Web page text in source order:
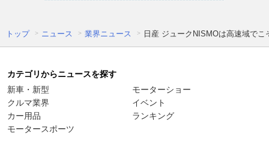
トップ ニュース 業界ニュース 日産 ジュークNISMOは高速域で
カテゴリからニュースを探す
新車・新型
クルマ業界
カー用品
モータースポーツ
モーターショー
イベント
ランキング